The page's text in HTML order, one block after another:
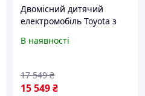
Двомісний дитячий
електромобіль Toyota з
до 5.5 км/год Bambi M
В наявності
15 549₴
17 549 ₴